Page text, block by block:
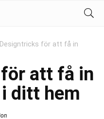
Designtricks för att få in
att få in
ditt hem